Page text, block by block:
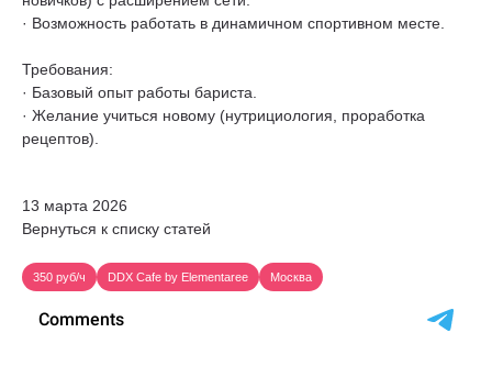
· Возможность работать в динамичном спортивном месте.
Требования:
· Базовый опыт работы бариста.
· Желание учиться новому (нутрициология, проработка
рецептов).
13 марта 2026
Вернуться к списку статей
350 руб/ч DDX Cafe by Elementaree Москва